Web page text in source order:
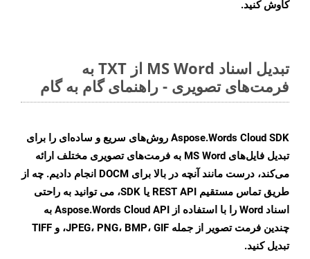
کاوش کنید.
تبدیل اسناد MS Word از TXT به
فرمت‌های تصویری - راهنمای گام به گام
Aspose.Words Cloud SDK روش‌های سریع و ساده‌ای را برای
تبدیل فایل‌های MS Word به فرمت‌های تصویری مختلف ارائه
می‌کند، درست مانند آنچه در بالا برای DOCM انجام دادیم. چه از
طریق تماس مستقیم REST API یا SDK، می توانید به راحتی
اسناد Word را با استفاده از Aspose.Words Cloud API به
چندین فرمت تصویر از جمله JPEG، PNG، BMP، GIF، و TIFF
تبدیل کنید.